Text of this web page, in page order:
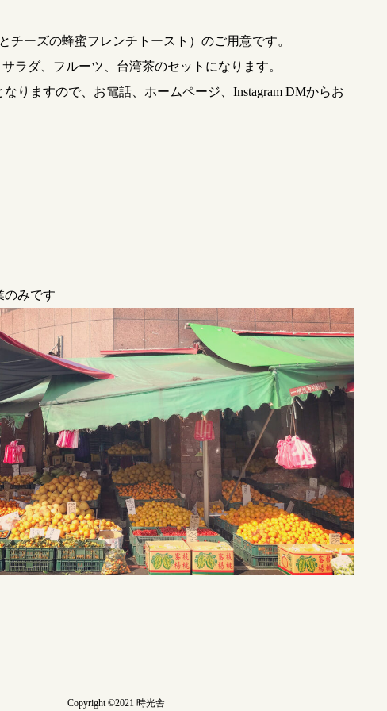
チーズの蜂蜜フレンチトースト）のご用意です。
ラダ、フルーツ、台湾茶のセットになります。
りますので、お電話、ホームページ、Instagram DMからお
みです
Copyright ©2021 時光舎